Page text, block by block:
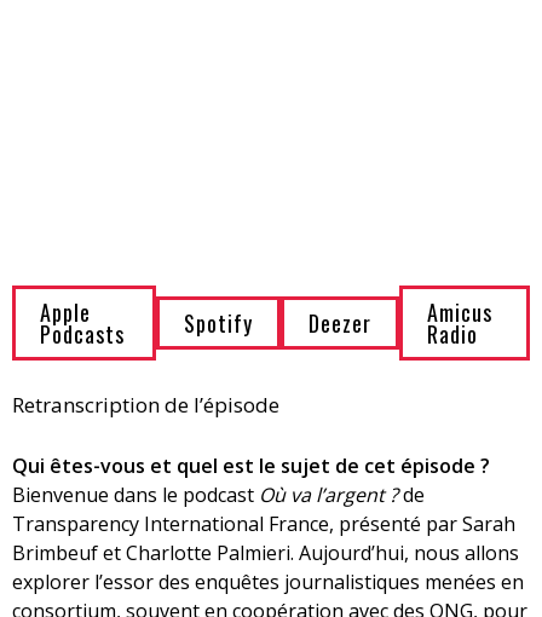
Apple
Podcasts Spotify Deezer Amicus
Radio
Retranscription de l’épisode
Qui êtes-vous et quel est le sujet de cet épisode ?
Bienvenue dans le podcast Où va l’argent ?de
Transparency International France, présenté par Sarah
Brimbeuf et Charlotte Palmieri. Aujourd’hui, nous allons
explorer l’essor des enquêtes journalistiques menées en
consortium, souvent en coopération avec des ONG, pour